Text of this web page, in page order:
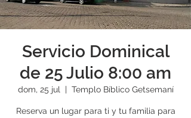
Servicio Dominical
de 25 Julio 8:00 am
dom, 25 jul
  |
Templo Bíblico Getsemaní
Reserva un lugar para ti y tu familia para